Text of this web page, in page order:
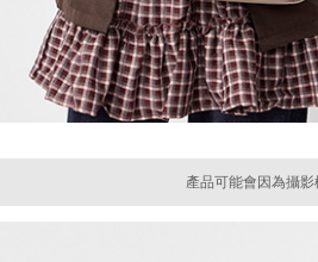
產品可能會因為攝